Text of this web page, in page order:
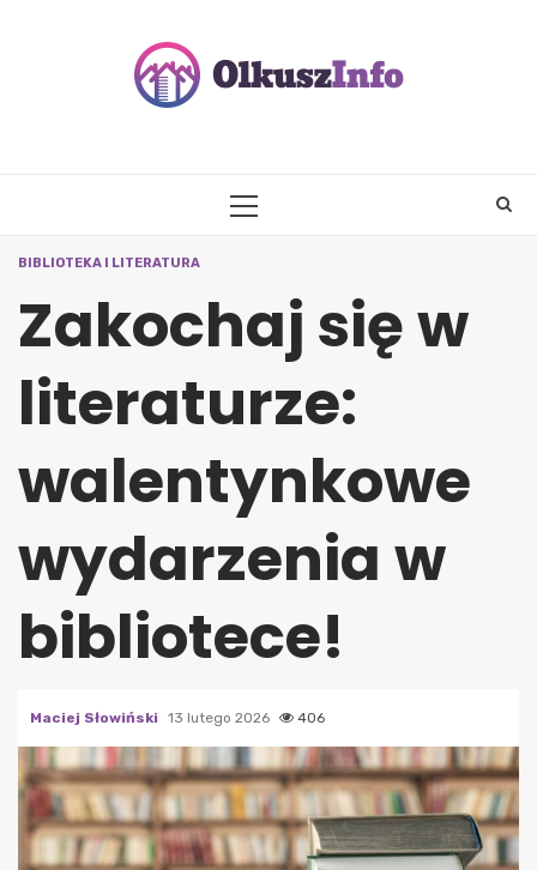
PRIMARY
BIBLIOTEKA I LITERATURA
Zakochaj się w
literaturze:
walentynkowe
wydarzenia w
bibliotece!
Maciej Słowiński 13 lutego 2026 406